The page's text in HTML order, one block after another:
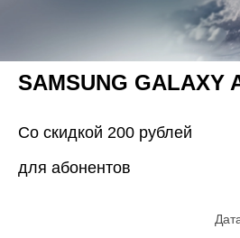
SAMSUNG GALAXY
Со скидкой 200 рублей
для абонентов